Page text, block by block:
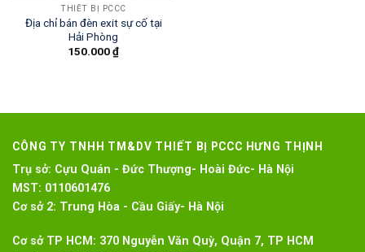
THIẾT BỊ PCCC
Địa chỉ bán đèn exit sự cố tại
Hải Phòng
150.000₫
CÔNG TY TNHH TM&DV THIẾT BỊ PCCC HƯNG THỊNH
Trụ sở: Cựu Quán - Đức Thượng- Hoài Đức- Hà Nội
MST: 0110601476
Cơ sở 2: Trung Hòa - Cầu Giấy- Hà Nội
Cơ sở TP HCM: 370 Nguyễn Văn Quỳ, Quận 7, TP HCM